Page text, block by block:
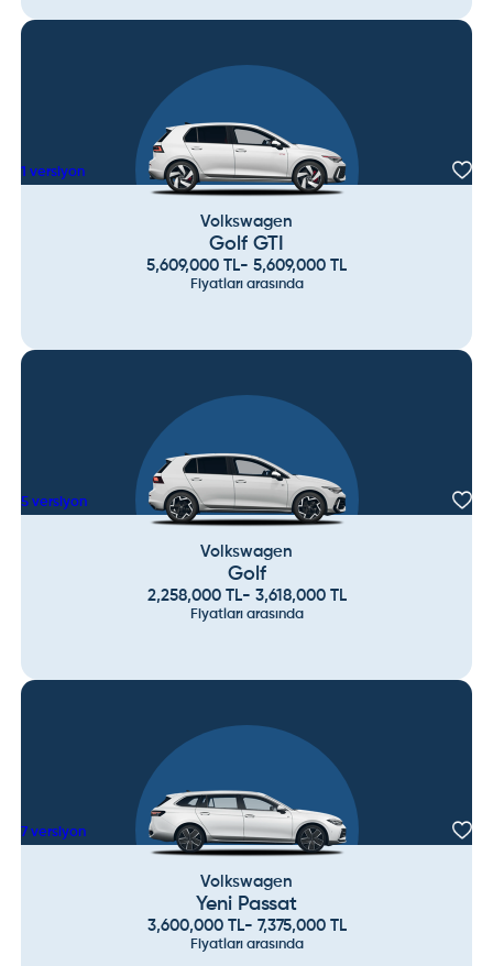
1 versiyon
Volkswagen
Golf GTI
5,609,000 TL- 5,609,000 TL
Fiyatları arasında
5 versiyon
Volkswagen
Golf
2,258,000TL- 3,618,000TL
Fiyatları arasında
7 versiyon
Volkswagen
Yeni Passat
3,600,000TL- 7,375,000TL
Fiyatları arasında